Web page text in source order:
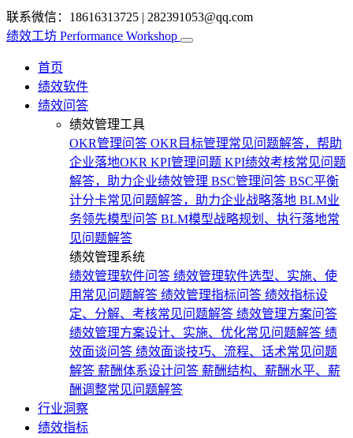
联系微信：18616313725 | 282391053@qq.com
绩效工坊 Performance Workshop
首页
绩效软件
绩效问答
绩效管理工具
OKR管理问答 OKR目标管理常见问题解答，帮助
企业落地OKR KPI管理问题 KPI绩效考核常见问题
解答，助力企业绩效管理 BSC管理问答 BSC平衡
计分卡常见问题解答，助力企业战略落地 BLM业
务领先模型问答 BLM模型战略规划、执行落地常
见问题解答
绩效管理系统
绩效管理软件问答 绩效管理软件选型、实施、使
用常见问题解答 绩效管理指标问答 绩效指标设
定、分解、考核常见问题解答 绩效管理方案问答
绩效管理方案设计、实施、优化常见问题解答 绩
效面谈问答 绩效面谈技巧、流程、话术常见问题
解答 薪酬体系设计问答 薪酬结构、薪酬水平、薪
酬调整常见问题解答
行业洞察
绩效指标